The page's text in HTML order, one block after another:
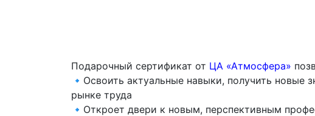
Подарочный сертификат от ЦА «Атмосфера»
🔹Освоить актуальные навыки, получить новые
рынке труда
🔹Откроет двери к новым, перспективным